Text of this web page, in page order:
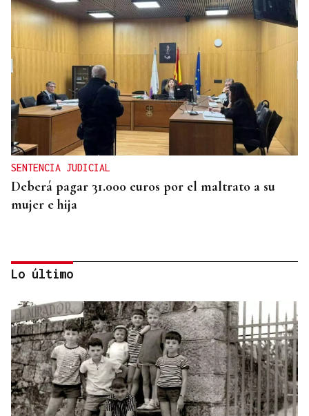
SENTENCIA JUDICIAL
Deberá pagar 31.000 euros por el maltrato a su
mujer e hija
JUICIO EN OURENSE
Lo último